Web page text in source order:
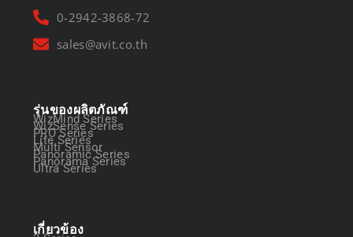
0-2942-3868-72
sales@avit.co.th
รุ่นของผลิตภัณฑ์
WizMind Series
WizSense Series
PRO Series
Lite Series
Multi Sensor
Panoramic Series
Panorama Series
Ultra Series
เกี่ยวข้อง